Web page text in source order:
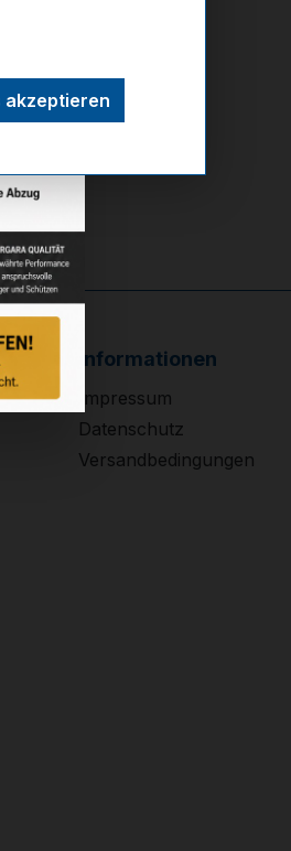
Informationen
Impressum
Datenschutz
Versandbedingungen
akzeptieren